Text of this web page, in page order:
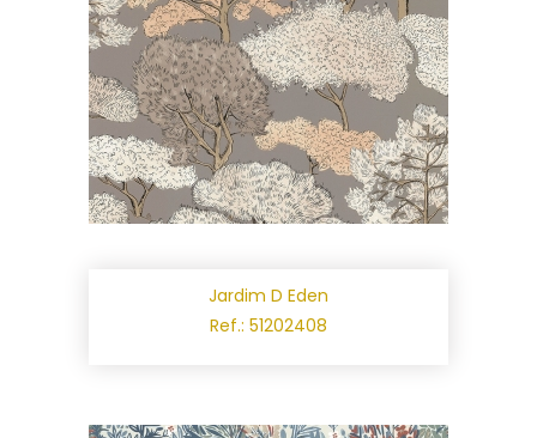
Jardim D Eden
Ref.: 51202408